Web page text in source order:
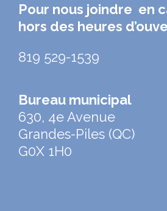
Pour nous joindre en
hors des heures
819 529-1539
Bureau municipal
630, 4e Avenue
Grandes-Piles (QC)
G0X 1H0